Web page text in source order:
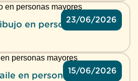
23/06/2026
en personas mayores
15/06/2026
en personas mayores